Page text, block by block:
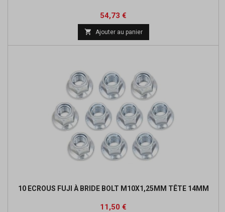
Prix
54,73 €
base
 Ajouter au panier
10 ECROUS FUJI À BRIDE BOLT M10X1,25MM TÊTE 14MM
Prix
11,50 €